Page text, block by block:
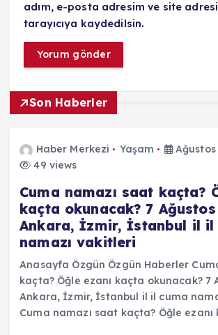
adım, e-posta adresim ve site
tarayıcıya kaydedilsin.
Son Haberler
Haber Merkezi Yaşam
Ağustos
49 views
Cuma namazı saat kaçta?
kaçta okunacak? 7 Ağustos
Ankara, İzmir, İstanbul il il
namazı vakitleri
Anasayfa Özgün Özgün Haberler
kaçta? Öğle ezanı kaçta okunacak? 7
Ankara, İzmir, İstanbul il il cuma
Cuma namazı saat kaçta? Öğle